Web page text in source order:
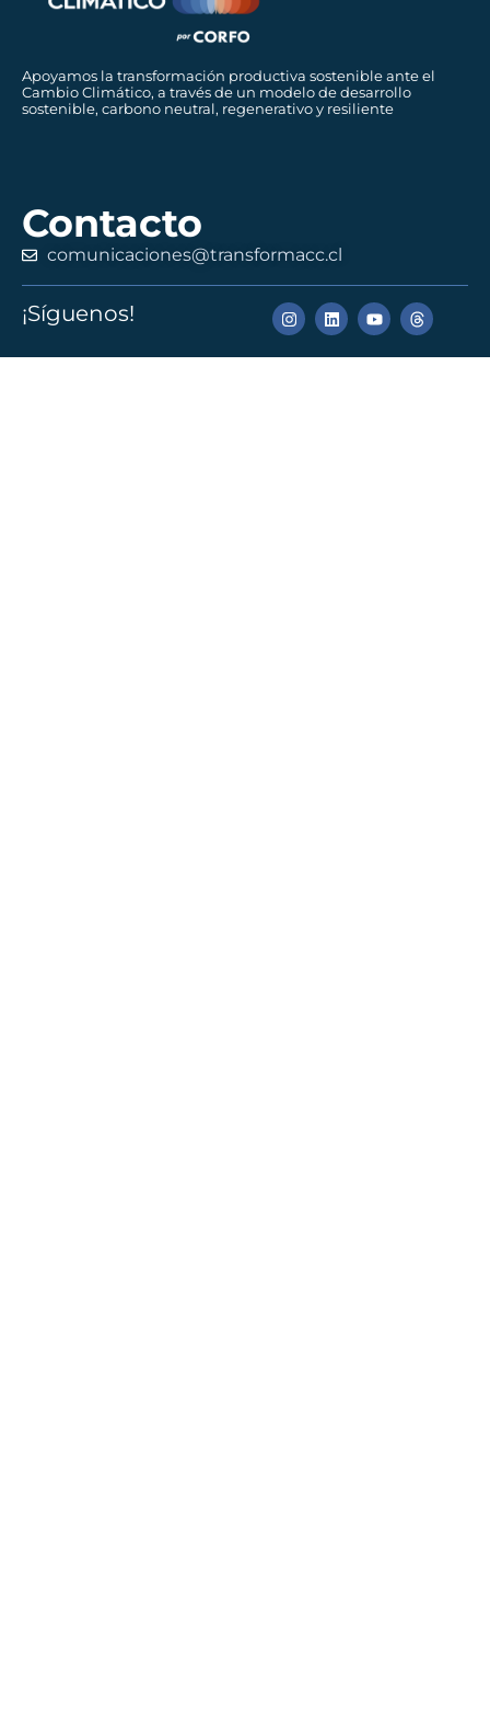
Apoyamos la transformación productiva sostenible ante el
Cambio Climático, a través de un modelo de desarrollo
sostenible, carbono neutral, regenerativo y resiliente
Contacto
comunicaciones@transformacc.cl
¡Síguenos!